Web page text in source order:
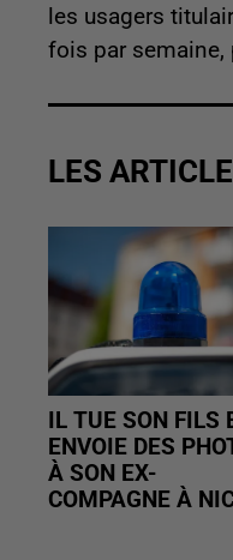
les usagers
fois par semaine,
LES
IL TUE SON FILS
ENVOIE DES
À SON EX-
COMPAGNE À